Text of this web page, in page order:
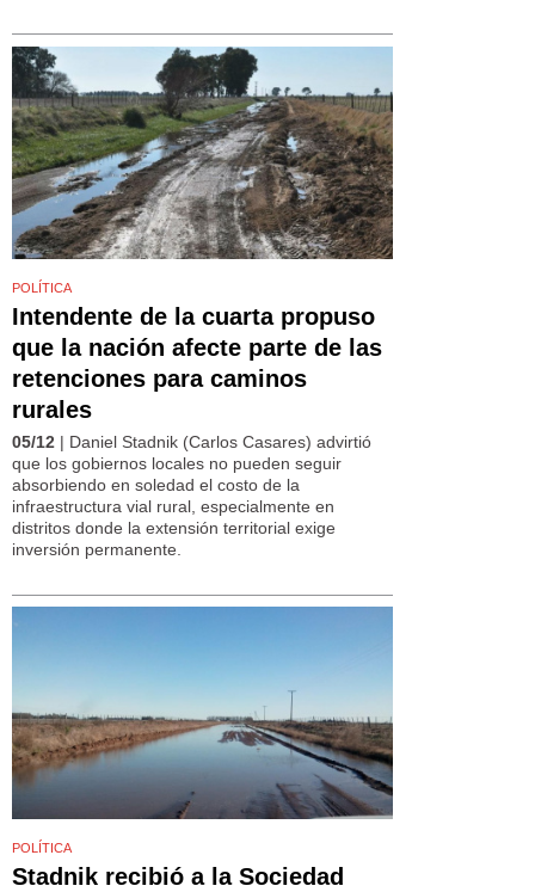
POLÍTICA
Intendente de la cuarta propuso
que la nación afecte parte de las
retenciones para caminos
rurales
05/12 | Daniel Stadnik (Carlos Casares) advirtió
que los gobiernos locales no pueden seguir
absorbiendo en soledad el costo de la
infraestructura vial rural, especialmente en
distritos donde la extensión territorial exige
inversión permanente.
POLÍTICA
Stadnik recibió a la Sociedad